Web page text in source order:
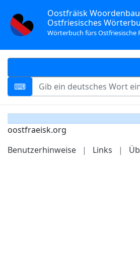
Oostfräisk
Ostfriesisches
Wörterbuch fürs Ostfriesische
oostfraeisk.org
Benutzerhinweise
| Links |